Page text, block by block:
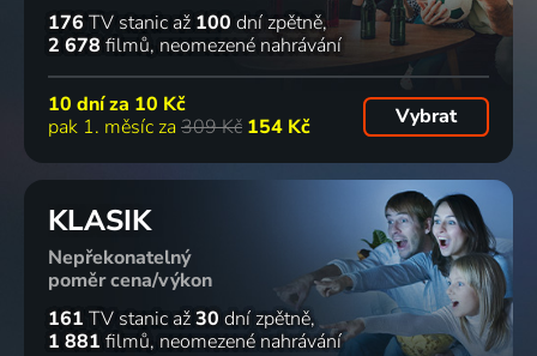
176 TV stanic až 100 dní zpětně
2 678 filmů neomezené nahrávání
10 dní za 10 Kč
pak 1. měsíc za 309 Kč 154 Kč Vybrat
KLASIK
Nepřekonatelný
poměr cena/výkon
161 TV stanic až30 dní zpětně
1 881 filmů neomezené nahrávání